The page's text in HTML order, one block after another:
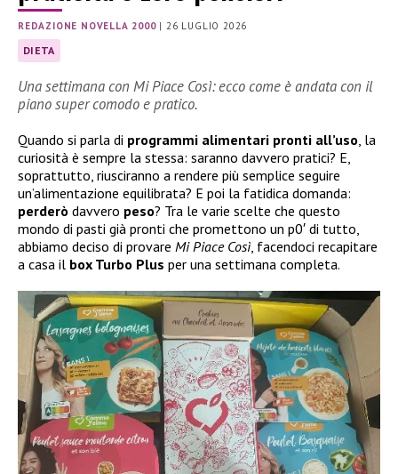
REDAZIONE NOVELLA 2000| 26 LUGLIO 2026
DIETA
Una settimana con Mi Piace Così: ecco come è andata con il
piano super comodo e pratico.
Quando si parla di programmi alimentari pronti all’uso , la
curiosità è sempre la stessa: saranno davvero pratici? E,
soprattutto, riusciranno a rendere più semplice seguire
un’alimentazione equilibrata? E poi la fatidica domanda:
perderò davvero peso? Tra le varie scelte che questo
mondo di pasti già pronti che promettono un p0′ di tutto,
abbiamo deciso di provare Mi Piace Così , facendoci recapitare
a casa il box Turbo Plus per una settimana completa.